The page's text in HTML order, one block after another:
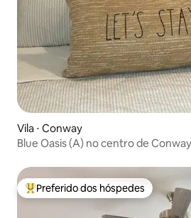
Vila ⋅ Conway
Blue Oasis (A) no centro de Conway
Entre os melhores preferidos dos
Preferido dos hóspedes